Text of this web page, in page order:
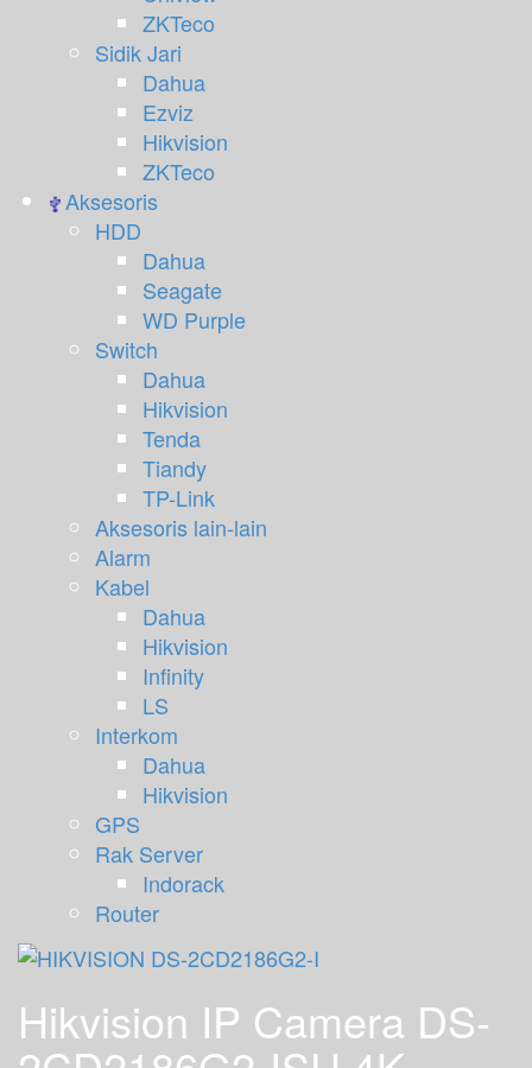
ZKTeco
Sidik Jari
Dahua
Ezviz
Hikvision
ZKTeco
Aksesoris
HDD
Dahua
Seagate
WD Purple
Switch
Dahua
Hikvision
Tenda
Tiandy
TP-Link
Aksesoris lain-lain
Alarm
Kabel
Dahua
Hikvision
Infinity
LS
Interkom
Dahua
Hikvision
GPS
Rak Server
Indorack
Router
Hikvision IP Camera DS-